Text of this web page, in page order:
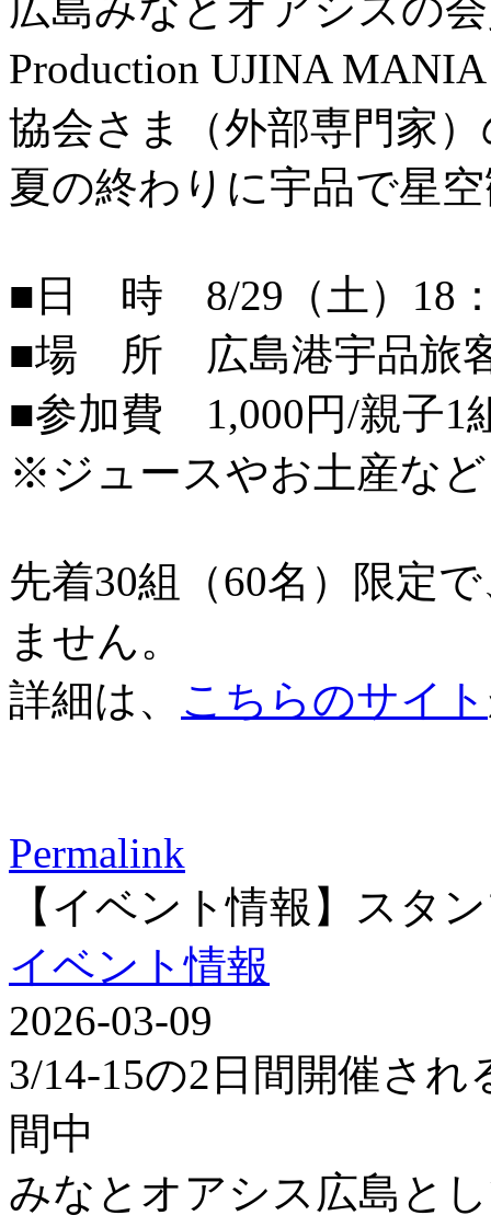
広島みなとオアシスの
Production UJINA
協会さま（外部専門家
夏の終わりに宇品で星
■日 時 8/29（土）18
■場 所 広島港宇品旅
■参加費 1,000円/親子1
※ジュースやお土産な
先着30組（60名）限定
ません。
詳細は、 こちらのサイト
Permalink
【イベント情報】スタ
イベント情報
2026-03-09
3/14-15の2日間開催さ
間中
みなとオアシス広島と